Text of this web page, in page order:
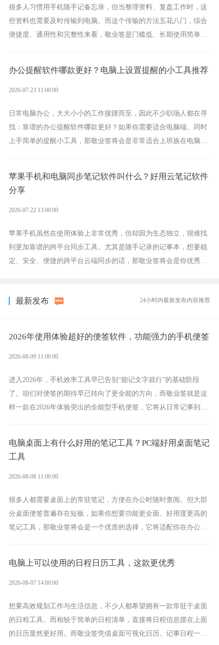
很多人习惯用手机随手记备忘录，但当整理资料、复盘工作时，这
些资料也需要及时传输到电脑。而这个传输的方法五花八门，综合
便捷度、通用性和完整性来看，敬业签是门槛低、长期使用简单的
办公提醒软件哪款更好？电脑上设置提醒的小工具推荐
2026-07-23 11:00:00
日常电脑办公，大大小小的工作接踵而至，因此不少职场人都在寻
找：靠谱的办公提醒软件哪款更好？如果你需要适合电脑端、同时
上手简单的提醒小工具，那敬业签将会是非常适合上班族在电脑上
苹果手机和电脑同步笔记软件叫什么？好用云笔记软件
分享
2026-07-22 13:00:00
苹果手机虽然在使用体验上非常优秀，但却因为生态独立，很难找
到更加靠谱的跨平台同步工具。尤其是随手记录的记事本，想要稳
定、安全、便捷的跨平台云端同步的话，那敬业签将会是你优秀的
最新发布 24小时内最新发布内容推荐
2026年使用体验超好的便签软件，功能强力的手机便签
2026-08-09 11:00:00
进入2026年，手机效率工具早已告别“能记文字就行”的基础阶段
了。咱们对便签的期待早已转向了更全能的方向，而敬业签就是这
样一款在2026年体验突出的全能型手机便签，它将从日常记事到时
电脑桌面上有什么好用的笔记工具？PC端好用桌面笔记
工具
2026-08-08 11:00:00
很多人都需要桌面上的常驻笔记，方便在办公时随时查阅。但大部
分桌面便签普遍存在短板，如果你想要功能更全面、好用度更高的
笔记工具，那敬业签将会是一个优质的选择，它将适配你在办公、
电脑上可以使用的日程日历工具，这款更优秀
2026-08-07 14:00:00
想要高效规划工作与生活信息，不少人都希望拥有一款常驻于桌面
的日程工具。而相较于简单的日程清单，直接将日程信息摆在上面
的日历显然更好用。而敬业签凭借桌面可视化日历、记事日程一体